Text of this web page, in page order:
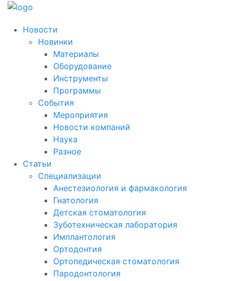
Новости
Новинки
Материалы
Оборудование
Инструменты
Программы
События
Мероприятия
Новости компаний
Наука
Разное
Статьи
Специализации
Анестезиология и фармакология
Гнатология
Детская стоматология
Зуботехническая лаборатория
Имплантология
Ортодонтия
Ортопедическая стоматология
Пародонтология